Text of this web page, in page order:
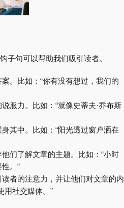
子句可以帮助我们吸引读者。
。比如：“你有没有想过，我们的
服力。比如：“就像史蒂夫·乔布斯
其中。比如：“阳光透过窗户洒在
们了解文章的主题。比如：“小时
。”
者的注意力，并让他们对文章的内
用社交媒体。”